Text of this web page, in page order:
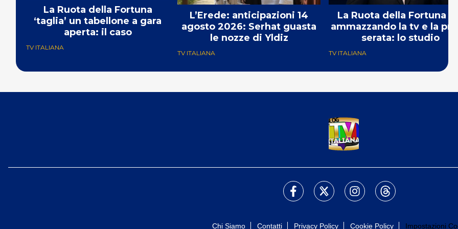
La Ruota della Fortuna
‘taglia’ un tabellone a gara
aperta: il caso
TV ITALIANA
L’Erede: anticipazioni 14
agosto 2026: Serhat guasta
le nozze di Yldiz
TV ITALIANA
La Ruota della Fortuna sta
ammazzando la tv e la
serata: lo studio
TV ITALIANA
Chi Siamo Contatti Privacy Policy Cookie Policy Impostazioni